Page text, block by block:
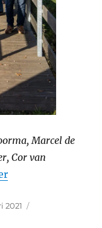
Marcel de
Cor van
“Stichting
2021